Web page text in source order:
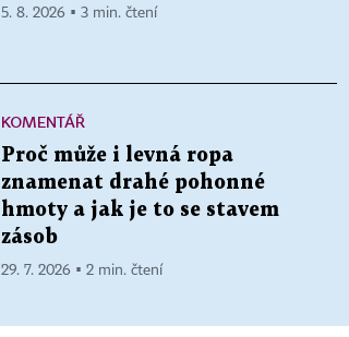
5. 8. 2026 ▪ 3 min. čtení
KOMENTÁŘ
Proč může i levná ropa
znamenat drahé pohonné
hmoty a jak je to se stavem
zásob
29. 7. 2026 ▪ 2 min. čtení